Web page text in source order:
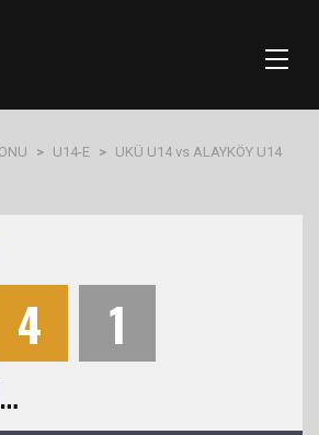
> U14-E > UKÜ U14 vs ALAYKÖY U14
4 1
D
OĞU KENT U14 E